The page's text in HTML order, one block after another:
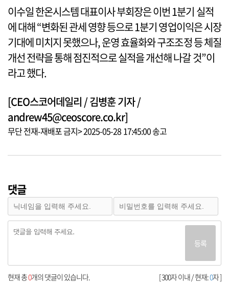
이수일 한온시스템 대표이사 부회장은 이번 1분기 실적
에 대해 “변화된 관세 영향 등으로 1분기 영업이익은 시장
기대에 미치지 못했으나, 운영 효율화와 구조조정 등 체질
개선 전략을 통해 점진적으로 실적을 개선해 나갈 것”이
라고 했다.
[CEO스코어데일리 / 김병훈 기자 /
andrew45@ceoscore.co.kr]
무단 전재-재배포 금지> 2025-05-28 17:45:00 송고
댓글
등록
[ 300자 이내 / 현재:0자 ]
현재 총0개의 댓글이 있습니다.